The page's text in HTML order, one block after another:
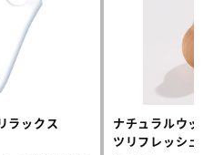
ラックス
ナチュラルウッ
ツリフレッシュ